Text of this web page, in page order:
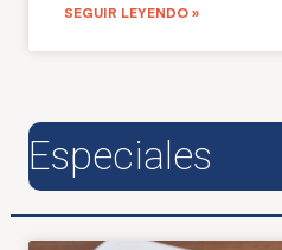
SEGUIR LEYENDO »
Especiales